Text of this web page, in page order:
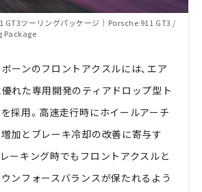
GT3ツーリングパッケージ｜Porsche 911 GT3 /
Package
ーンのフロントアクスルには、エア
れた専用開発のティアドロップ型ト
採用。高速走行時にホイールアーチ
加とブレーキ冷却の改善に寄与す
ーキング時でもフロントアクスルと
ンフォースバランスが保たれるよう